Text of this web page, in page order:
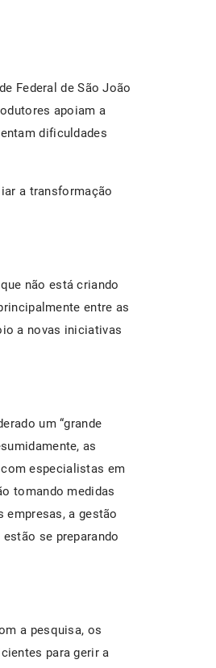
Federal de São João
apoiam a
dificuldades
a transformação
não está criando
entre as
a novas iniciativas
um “grande
as
especialistas em
tomando medidas
empresas, a gestão
se preparando
a pesquisa, os
para gerir a